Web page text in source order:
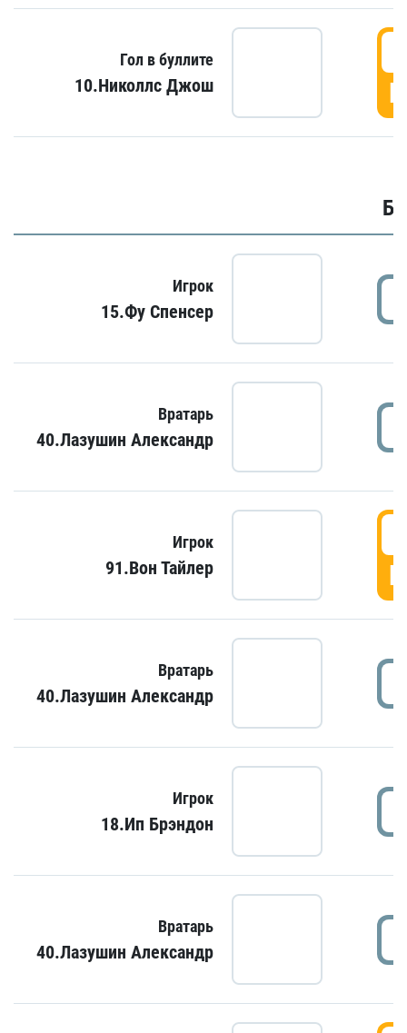
Гол в буллите
10.Николлс Джош
Игрок
15.Фу Спенсер
Вратарь
40.Лазушин Александр
Игрок
91.Вон Тайлер
Вратарь
40.Лазушин Александр
Игрок
18.Ип Брэндон
Вратарь
40.Лазушин Александр